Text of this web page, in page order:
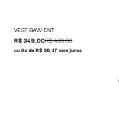
VEST BAW ENT
R$ 349,00R$ 499,00
ou 6x de R$ 58,17 sem juros